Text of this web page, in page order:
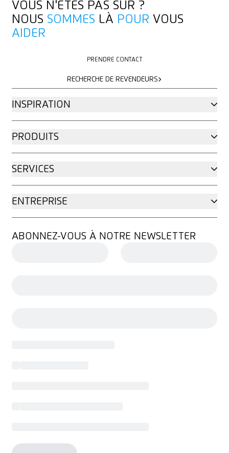
VOUS N'ÊTES PAS SÛR ?
NOUS SOMMES LÀ POUR VOUS
AIDER
PRENDRE CONTACT
RECHERCHE DE REVENDEURS
INSPIRATION
PRODUITS
SERVICES
ENTREPRISE
ABONNEZ-VOUS À NOTRE NEWSLETTER